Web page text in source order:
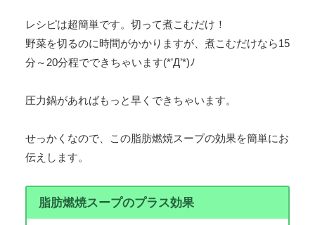
レシピは超簡単です。切って煮こむだけ！
野菜を切るのに時間がかかりますが、煮こむだけなら15
分～20分程でできちゃいます(*’Д’*)ﾉ
圧力鍋があればもっと早くできちゃいます。
せっかくなので、この脂肪燃焼スープの効果を簡単にお
伝えします。
脂肪燃焼スープのプラス効果